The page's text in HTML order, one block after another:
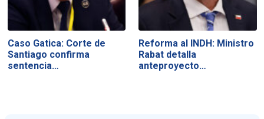
Caso Gatica: Corte de
Santiago confirma
sentencia…
Reforma al INDH: Ministro
Rabat detalla
anteproyecto…